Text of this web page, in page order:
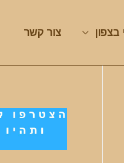
בצפון צור קשר